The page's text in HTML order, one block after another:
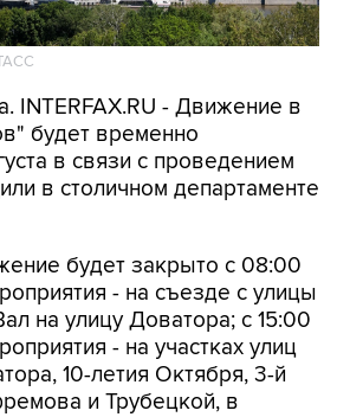
INTERFAX.RU - Движение в
будет временно
в связи с проведением
в столичном департаменте
будет закрыто с 08:00
- на съезде с улицы
на улицу Доватора; с 15:00
- на участках улиц
10-летия Октября, 3-й
и Трубецкой, в